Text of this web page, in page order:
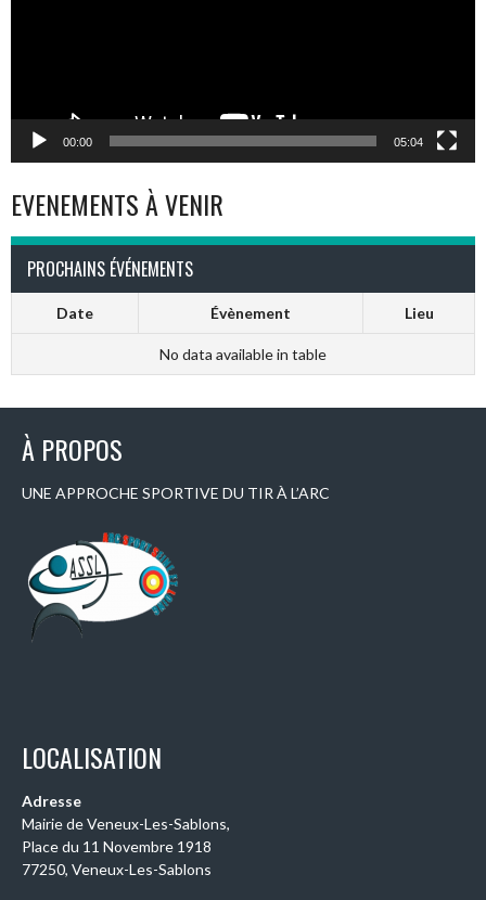
00:00 05:04
EVENEMENTS À VENIR
PROCHAINS ÉVÉNEMENTS
Date Évènement Lieu
No data available in table
À PROPOS
UNE APPROCHE SPORTIVE DU TIR À L’ARC
LOCALISATION
Adresse
Mairie de Veneux-Les-Sablons,
Place du 11 Novembre 1918
77250, Veneux-Les-Sablons